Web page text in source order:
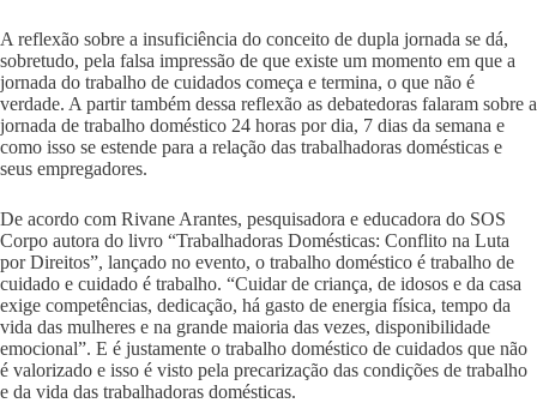
A reflexão sobre a insuficiência do conceito de dupla jornada se dá,
sobretudo, pela falsa impressão de que existe um momento em que a
jornada do trabalho de cuidados começa e termina, o que não é
verdade. A partir também dessa reflexão as debatedoras falaram sobre a
jornada de trabalho doméstico 24 horas por dia, 7 dias da semana e
como isso se estende para a relação das trabalhadoras domésticas e
seus empregadores.
De acordo com Rivane Arantes, pesquisadora e educadora do SOS
Corpo autora do livro “Trabalhadoras Domésticas: Conflito na Luta
por Direitos”, lançado no evento, o trabalho doméstico é trabalho de
cuidado e cuidado é trabalho. “Cuidar de criança, de idosos e da casa
exige competências, dedicação, há gasto de energia física, tempo da
vida das mulheres e na grande maioria das vezes, disponibilidade
emocional”. E é justamente o trabalho doméstico de cuidados que não
é valorizado e isso é visto pela precarização das condições de trabalho
e da vida das trabalhadoras domésticas.